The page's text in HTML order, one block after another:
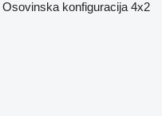
Osovinska konfiguracija 4x2